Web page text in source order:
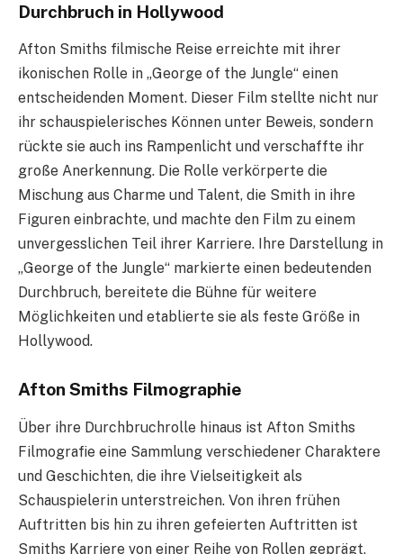
Durchbruch in Hollywood
Afton Smiths filmische Reise erreichte mit ihrer
ikonischen Rolle in „George of the Jungle“ einen
entscheidenden Moment. Dieser Film stellte nicht nur
ihr schauspielerisches Können unter Beweis, sondern
rückte sie auch ins Rampenlicht und verschaffte ihr
große Anerkennung. Die Rolle verkörperte die
Mischung aus Charme und Talent, die Smith in ihre
Figuren einbrachte, und machte den Film zu einem
unvergesslichen Teil ihrer Karriere. Ihre Darstellung in
„George of the Jungle“ markierte einen bedeutenden
Durchbruch, bereitete die Bühne für weitere
Möglichkeiten und etablierte sie als feste Größe in
Hollywood.
Afton Smiths Filmographie
Über ihre Durchbruchrolle hinaus ist Afton Smiths
Filmografie eine Sammlung verschiedener Charaktere
und Geschichten, die ihre Vielseitigkeit als
Schauspielerin unterstreichen. Von ihren frühen
Auftritten bis hin zu ihren gefeierten Auftritten ist
Smiths Karriere von einer Reihe von Rollen geprägt,